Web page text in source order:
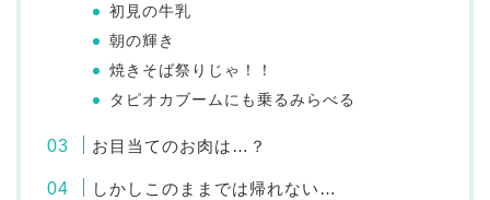
初見の牛乳
朝の輝き
焼きそば祭りじゃ！！
タピオカブームにも乗るみらべる
お目当てのお肉は…？
しかしこのままでは帰れない…